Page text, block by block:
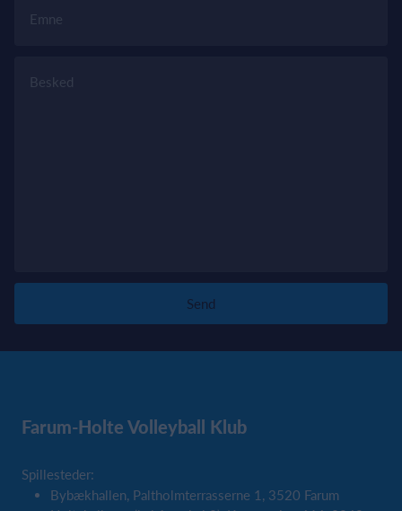
Emne
Besked
Send
Farum-Holte Volleyball Klub
Spillesteder:
Bybækhallen, Paltholmterrasserne 1, 3520 Farum